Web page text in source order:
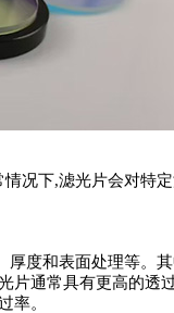
况下,滤光片会对特
度和表面处理等。
片通常具有更高的
率。